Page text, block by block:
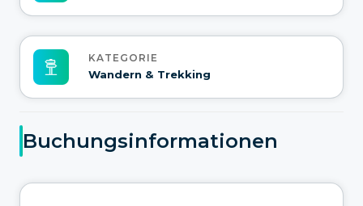
KATEGORIE
Wandern & Trekking
Buchungsinformationen